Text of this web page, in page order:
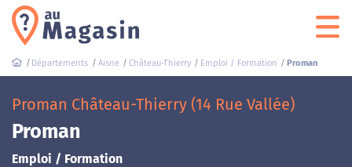
Départements Aisne Château-Thierry Emploi / Formation Proman
Proman Château-Thierry (14 Rue Vallée)
Proman
Emploi / Formation